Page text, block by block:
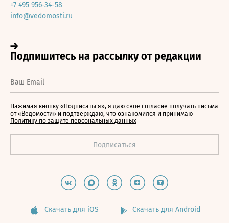
+7 495 956-34-58
info@vedomosti.ru
Нажимая кнопку «Подписаться», я даю свое согласие получать письма
от «Ведомости» и подтверждаю, что ознакомился и принимаю
Политику по защите персональных данных
Скачать для iOS Скачать для Android